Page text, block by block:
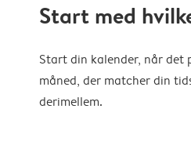
Start med
Start din kalender, når det
måned, der matcher din
derimellem.